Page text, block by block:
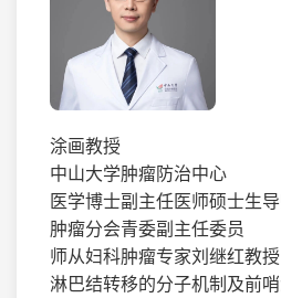
涂画教授
中山大学肿瘤防治中心
医学博士副主任医师硕士生
肿瘤分会青委副主任委员
师从妇科肿瘤专家刘继红教
淋巴结转移的分子机制及前